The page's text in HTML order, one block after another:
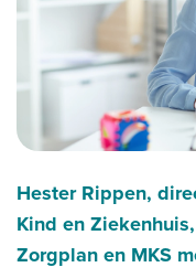
Hester Rippen,
Kind en
Zorgplan en MKS